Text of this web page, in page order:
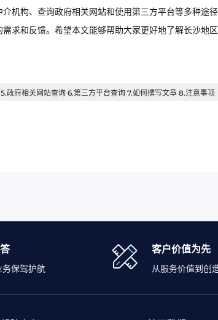
机构、查询政府相关网站和使用第三方平台等多种途
求和反馈。希望本文能够帮助大家更好地了解长沙地
政府相关网站查询 6.第三方平台查询 7.如何撰写文章 8.注意事项
保驾护航
客户价值为先
从服务价值到创